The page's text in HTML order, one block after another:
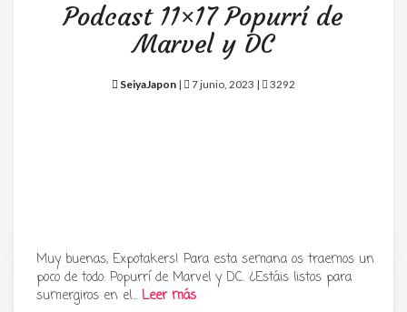
Tu radio y podcast sobre manga,
anime y cultura japonesa ツ
Podcast 11×17 Popurrí de
Marvel y DC
SeiyaJapon | 7 junio, 2023 | 3292
Muy buenas, Expotakers! Para esta semana os traemos un
poco de todo: Popurrí de Marvel y DC. ¿Estáis listos para
sumergiros en el… Leer más